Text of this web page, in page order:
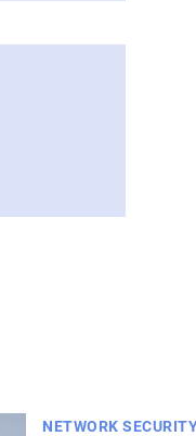
NETWORK